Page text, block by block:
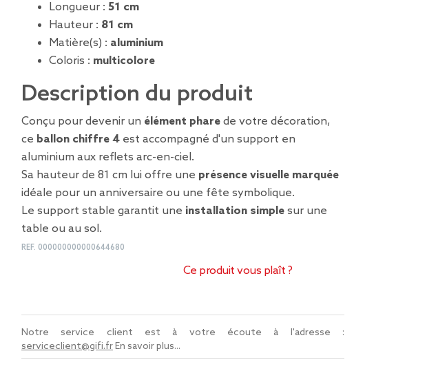
Longueur : 51 cm
Hauteur : 81 cm
Matière(s) : aluminium
Coloris : multicolore
Description du produit
Conçu pour devenir un élément phare de votre décoration,
ce ballon chiffre 4 est accompagné d'un support en
aluminium aux reflets arc-en-ciel.
Sa hauteur de 81 cm lui offre une présence visuelle marquée
idéale pour un anniversaire ou une fête symbolique.
Le support stable garantit une installation simple sur une
table ou au sol.
REF. 000000000000644680
Ce produit vous plaît ?
Notre service client est à votre écoute à l'adresse :
serviceclient@gifi.frEn savoir plus...